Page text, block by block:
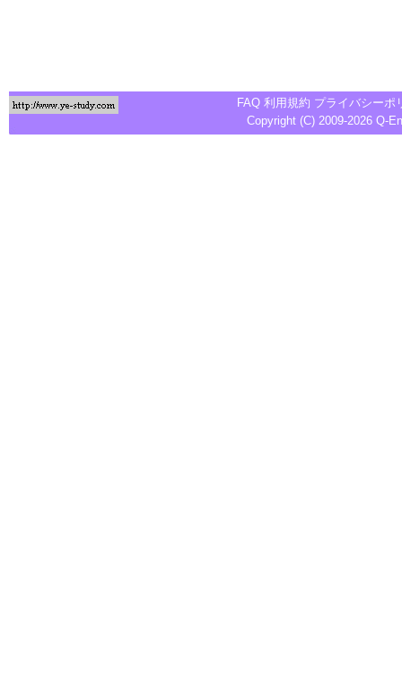
FAQ 利用規約 プライバシーポ
Copyright (C) 2009-2026 Q-